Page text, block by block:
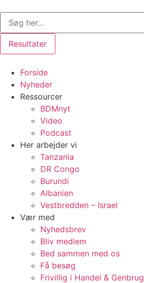
indhold
Search
Resultater
Forside
Nyheder
Ressourcer
BDMnyt
Video
Podcast
Her arbejder vi
Tanzania
DR Congo
Burundi
Albanien
Vestbredden – Israel
Vær med
Nyhedsbrev
Bliv medlem
Bed sammen med os
Få besøg
Frivillig i Handel & Genbrug